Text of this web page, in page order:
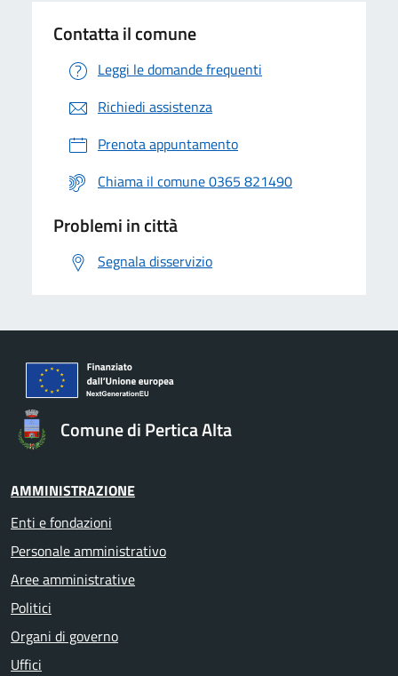
Contatta il comune
Leggi le domande frequenti
Richiedi assistenza
Prenota appuntamento
Chiama il comune 0365 821490
Problemi in città
Segnala disservizio
Comune di Pertica Alta
AMMINISTRAZIONE
Enti e fondazioni
Personale amministrativo
Aree amministrative
Politici
Organi di governo
Uffici